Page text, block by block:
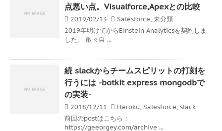
点悪い点。Visualforce,Apexとの比較
2019/02/13 Salesforce, 未分類
2019年明けてからEinstein Analyticsを契約しま
した。 散々自 ...
続 slackからチームスピリットの打刻を
行うには -botkit express mongodbで
の実装-
2018/12/11 Heroku, Salesforce, slack
前回のpostはこちら：
https://geeorgey.com/archive ...